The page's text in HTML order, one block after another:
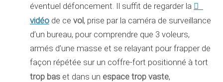
éventuel défoncement. Il suffit de regarder la
vidéo de ce vol, prise par la caméra de surveillance
d’un bureau, pour comprendre que 3 voleurs,
armés d’une masse et se relayant pour frapper de
façon répétée sur un coffre-fort positionné à tort
trop bas et dans un espace trop vaste,